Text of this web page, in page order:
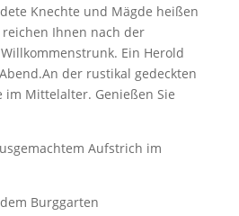
Knechte und Mägde heißen
Ihnen nach der
Ein Herold
der rustikal gedeckten
im Mittelalter. Genießen Sie
Aufstrich im
Burggarten